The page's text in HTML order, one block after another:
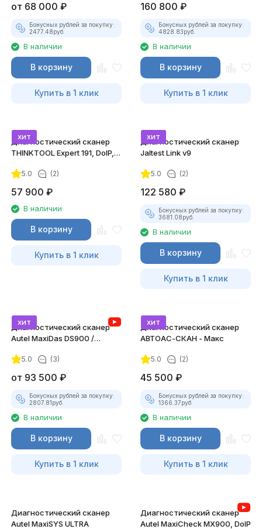
от 68 000 ₽
Бонусных рублей за покупку:
2477.48руб.
В наличии
В корзину
Купить в 1 клик
160 800 ₽
Бонусных рублей за покупку:
4828.83руб.
В наличии
В корзину
Купить в 1 клик
хит
Диагностический сканер
THINKTOOL Expert 191, DoIP,
5.0 (2)
57 900 ₽
В наличии
В корзину
Купить в 1 клик
хит
Диагностический сканер
Jaltest Link v9
5.0 (2)
122 580 ₽
Бонусных рублей за покупку:
3681.08руб.
В наличии
В корзину
Купить в 1 клик
хит
Диагностический сканер
Autel MaxiDas DS900 /
5.0 (3)
от 93 500 ₽
Бонусных рублей за покупку:
2807.81руб.
В наличии
В корзину
Купить в 1 клик
хит
Диагностический сканер
АВТОАС-СКАН - Макс
5.0 (2)
45 500 ₽
Бонусных рублей за покупку:
1366.37руб.
В наличии
В корзину
Купить в 1 клик
Диагностический сканер
Autel MaxiSYS ULTRA
Диагностический сканер
Autel MaxiCheck MX900, DoIP